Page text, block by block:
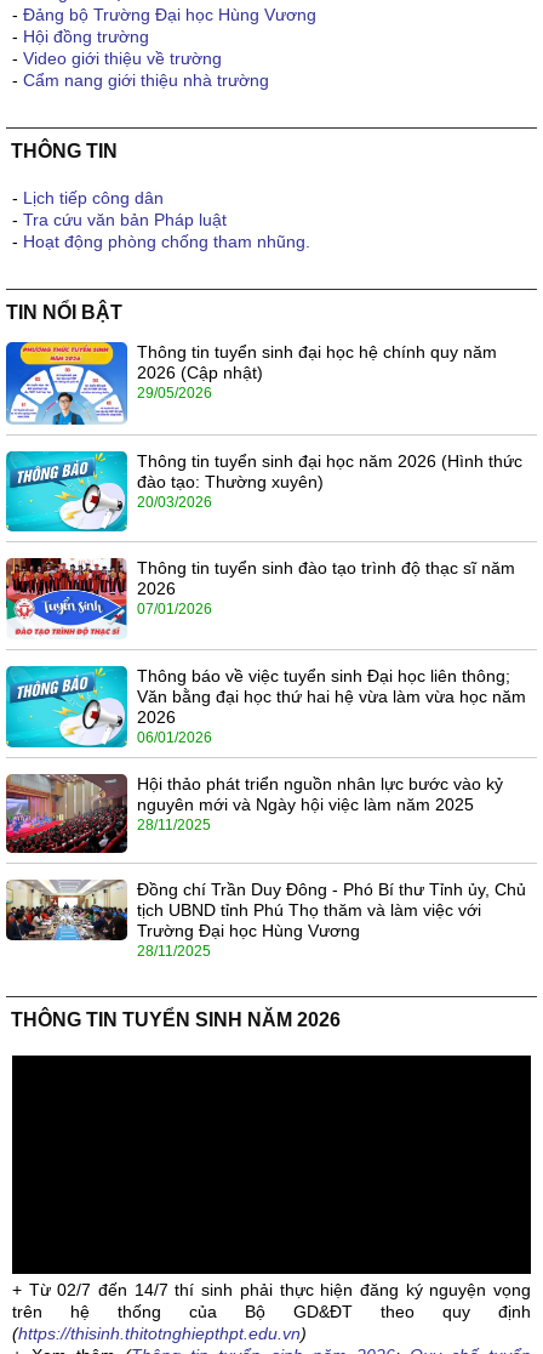
- Đảng bộ Trường Đại học Hùng Vương
- Hội đồng trường
- Video giới thiệu về trường
- Cẩm nang giới thiệu nhà trường
THÔNG TIN
- Lịch tiếp công dân
- Tra cứu văn bản Pháp luật
- Hoạt động phòng chống tham nhũng.
TIN NỔI BẬT
Thông tin tuyển sinh đại học hệ chính quy năm
2026 (Cập nhật)
29/05/2026
Thông tin tuyển sinh đại học năm 2026 (Hình thức
đào tạo: Thường xuyên)
20/03/2026
Thông tin tuyển sinh đào tạo trình độ thạc sĩ năm
2026
07/01/2026
Thông báo về việc tuyển sinh Đại học liên thông;
Văn bằng đại học thứ hai hệ vừa làm vừa học năm
2026
06/01/2026
Hội thảo phát triển nguồn nhân lực bước vào kỷ
nguyên mới và Ngày hội việc làm năm 2025
28/11/2025
Đồng chí Trần Duy Đông - Phó Bí thư Tỉnh ủy, Chủ
tịch UBND tỉnh Phú Thọ thăm và làm việc với
Trường Đại học Hùng Vương
28/11/2025
THÔNG TIN TUYỂN SINH NĂM 2026
+ Từ 02/7 đến 14/7 thí sinh phải thực hiện đăng ký nguyện vọng
trên hệ thống của Bộ GD&ĐT theo quy định
(https://thisinh.thitotnghiepthpt.edu.vn)